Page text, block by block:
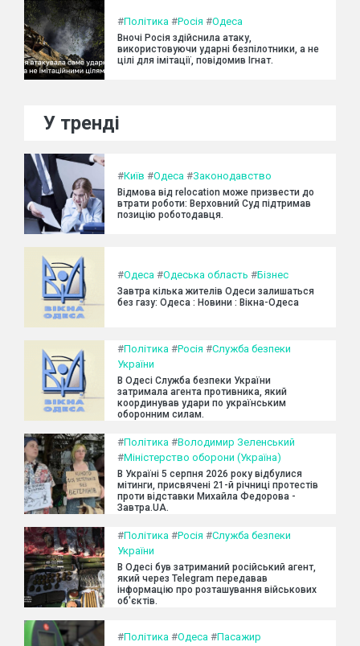
#Політика #Росія #Одеса
Вночі Росія здійснила атаку,
використовуючи ударні безпілотники, а не
цілі для імітації, повідомив Ігнат.
У тренді
#Київ #Одеса #Законодавство
Відмова від relocation може призвести до
втрати роботи: Верховний Суд підтримав
позицію роботодавця.
#Одеса #Одеська область #Бізнес
Завтра кілька жителів Одеси залишаться
без газу: Одеса : Новини : Вікна-Одеса
#Політика #Росія #Служба безпеки
України
В Одесі Служба безпеки України
затримала агента противника, який
координував удари по українським
оборонним силам.
#Політика #Володимир Зеленський
#Міністерство оборони (Україна)
В Україні 5 серпня 2026 року відбулися
мітинги, присвячені 21-й річниці протестів
проти відставки Михайла Федорова -
Завтра.UA.
#Політика #Росія #Служба безпеки
України
В Одесі був затриманий російський агент,
який через Telegram передавав
інформацію про розташування військових
об'єктів.
#Політика #Одеса #Пасажир